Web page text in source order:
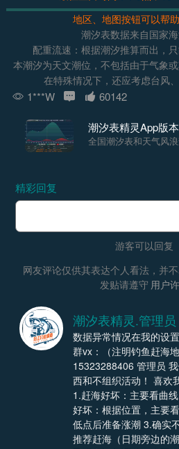
地区、地图按钮可以帮
潮汐表数据来自国家
配重流速：根据潮汐推算而出，
本潮汐为天文潮位，不包括由于气象
在特殊情况下，还应考虑台风
1***W 60142
潮汐表精灵App版
全国潮汐表和天气风浪
精彩回复
游客可以回复
网友评论仅供其表达个人看法，并
发贴请遵守 用户
潮汐表精灵.管理员
数据异常情况在我的设
群vx：（注明钓鱼赶海
15323288406 管理员
西和不组织活动！ 喜欢
1.赶海好坏：主要看曲
好坏：根据位置，主要
低点后准备涨潮 3.确实
推荐赶海（日期旁边的